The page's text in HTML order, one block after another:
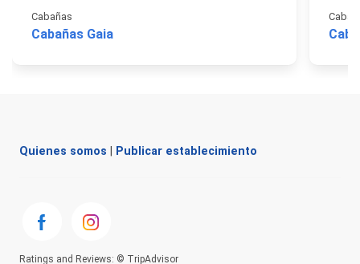
Cabañas
Cabañas Gaia
Quienes somos Publicar establecimiento
Ratings and Reviews: © TripAdvisor